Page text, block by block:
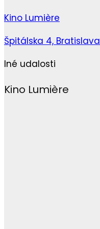
Kino Lumière
Špitálska 4, Bratislava
Iné udalosti
Kino Lumière